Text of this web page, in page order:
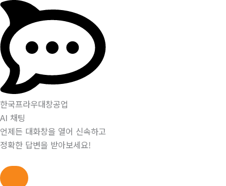
한국프라우대창공업
AI 채팅
언제든 대화창을 열어 신속하고
정확한 답변을 받아보세요!